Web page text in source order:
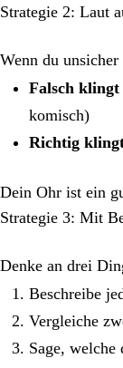
Strategie 2: Laut
Wenn du
Falsch klingt
komisch)
Richtig
Dein Ohr ist ein
Strategie 3: Mit
Denke an drei
Beschreibe
Vergleiche
Sage,